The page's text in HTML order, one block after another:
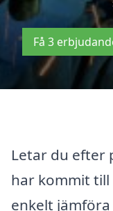
Få 3
Letar du efter
har kommit
enkelt